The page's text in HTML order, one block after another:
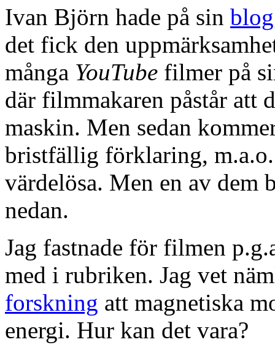
Ivan Björn hade på sin
det fick den
många YouTube filmer på
där filmmakaren påstår att
maskin. Men sedan
bristfällig förklaring, m.a.o.
värdelösa. Men en av dem
nedan.
Jag fastnade för filmen
med i rubriken. Jag vet
forskning att magnetiska
energi. Hur kan det vara?